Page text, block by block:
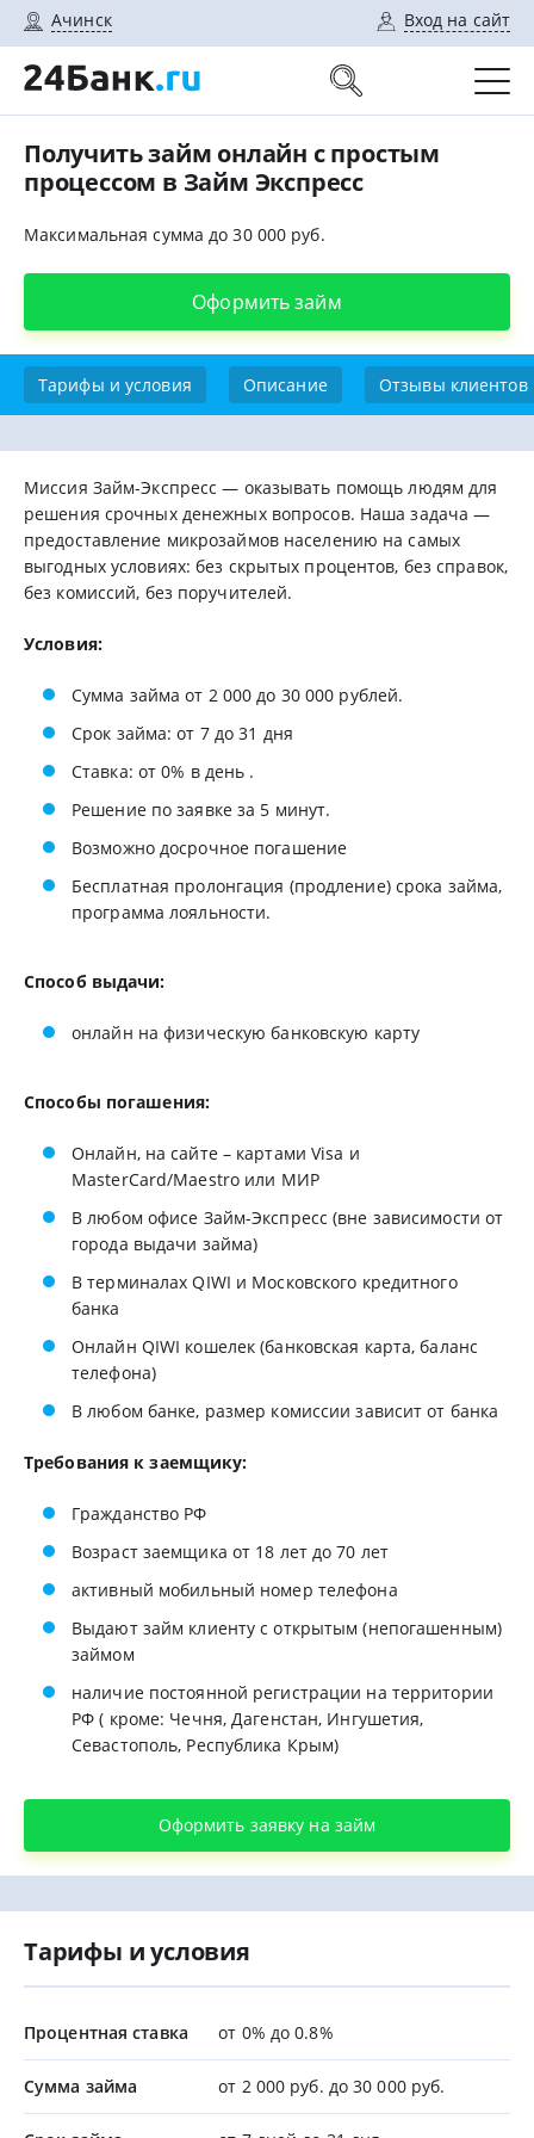
Ачинск Вход на сайт
Получить займ онлайн с простым
процессом в Займ Экспресс
Максимальная сумма до 30 000 руб.
Оформить займ
Тарифы и условия Описание Отзывы клиентов
Миссия Займ-Экспресс — оказывать помощь людям для
решения срочных денежных вопросов. Наша задача —
предоставление микрозаймов населению на самых
выгодных условиях: без скрытых процентов, без справок,
без комиссий, без поручителей.
Условия:
Сумма займа от 2 000 до 30 000 рублей.
Срок займа: от 7 до 31 дня
Ставка: от 0% в день .
Решение по заявке за 5 минут.
Возможно досрочное погашение
Бесплатная пролонгация (продление) срока займа,
программа лояльности.
Способ выдачи:
онлайн на физическую банковскую карту
Способы погашения:
Онлайн, на сайте – картами Visa и
MasterCard/Maestro или МИР
В любом офисе Займ-Экспресс (вне зависимости от
города выдачи займа)
В терминалах QIWI и Московского кредитного
банка
Онлайн QIWI кошелек (банковская карта, баланс
телефона)
В любом банке, размер комиссии зависит от банка
Требования к заемщику:
Гражданство РФ
Возраст заемщика от 18 лет до 70 лет
активный мобильный номер телефона
Выдают займ клиенту с открытым (непогашенным)
займом
наличие постоянной регистрации на территории
РФ ( кроме: Чечня, Дагенстан, Ингушетия,
Севастополь, Республика Крым)
Оформить заявку на займ
Тарифы и условия
Процентная ставка от 0% до 0.8%
Сумма займа от 2 000 руб. до 30 000 руб.